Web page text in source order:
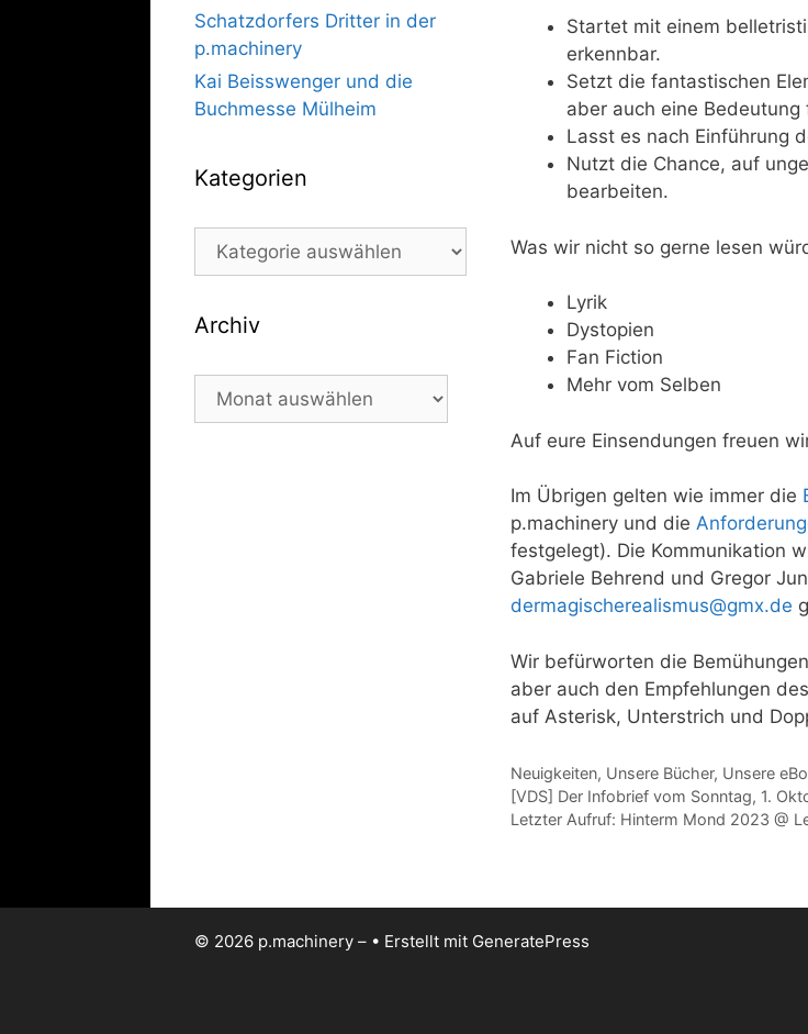
Startet mit einem
erkennbar.
Setzt die fantastischen
aber auch eine
Lasst es nach Einführung
Nutzt die Chance, auf
bearbeiten.
Was wir nicht so gerne lesen
Lyrik
Dystopien
Fan Fiction
Mehr vom Selben
Auf eure Einsendungen freuen
Im Übrigen gelten wie immer die
p.machinery und die
festgelegt). Die Kommunikation
Gabriele Behrend und Gregor
dermagischerealismus@gmx.de
Wir befürworten die
aber auch den Empfehlungen
auf Asterisk, Unterstrich und
Kategorien
Neuigkeiten, Unsere Bücher, Unsere
[VDS] Der Infobrief vom Sonntag, 1.
Letzter Aufruf: Hinterm Mond 2023 @
Schatzdorfers Dritter in der
p.machinery
Kai Beisswenger und die
Buchmesse Mülheim
Kategorien
Kategorien
Archiv
Archiv
© 2026 p.machinery – • Erstellt mit GeneratePress